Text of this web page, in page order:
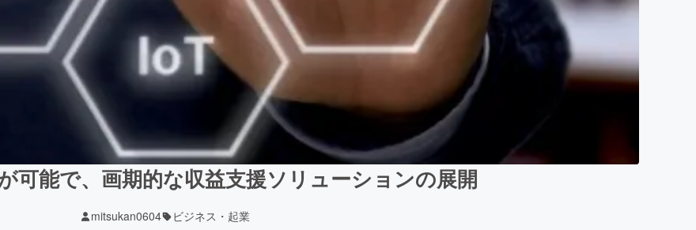
可能で、画期的な収益支援ソリューションの展開
mitsukan0604 ビジネス・起業